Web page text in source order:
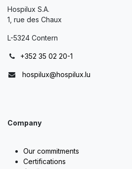
Hospilux S.A.
1, rue des Chaux
L-5324 Contern
+352 35 02 20-1
hospilux@hospilux.lu
Company
Our commitments
Certifications